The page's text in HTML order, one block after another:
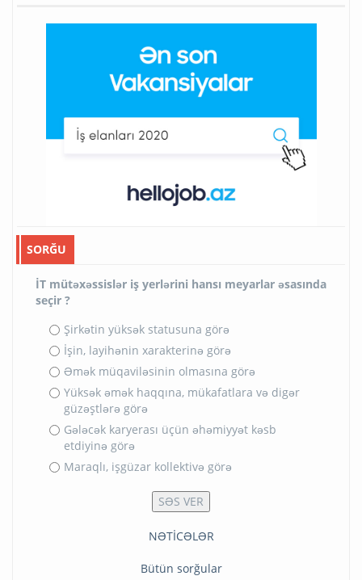
SORĞU
İT mütəxəssislər iş yerlərini hansı meyarlar əsasında
seçir ?
Şirkətin yüksək statusuna görə
İşin, layihənin xarakterinə görə
Əmək müqaviləsinin olmasına görə
Yüksək əmək haqqına, mükafatlara və digər
güzəştlərə görə
Gələcək karyerası üçün əhəmiyyət kəsb
etdiyinə görə
Maraqlı, işgüzar kollektivə görə
NƏTİCƏLƏR
Bütün sorğular